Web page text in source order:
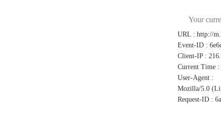
Your
URL : http://
Event-ID :
Client-IP :
Current Time :
User-Agent :
Mozilla/5.0
Request-ID :